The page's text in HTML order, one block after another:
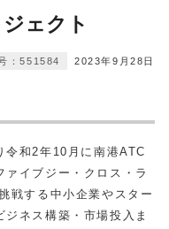
ェクト
2023年9月28日
：551584
和2年10⽉に南港ATC
イブジー・クロス・ラ
戦する中小企業やスター
ネス構築・市場投入ま